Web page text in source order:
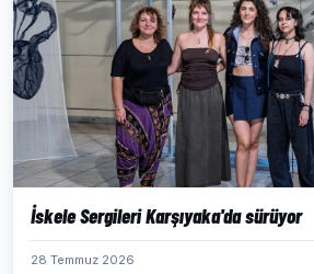
İskele Sergileri Karşıyaka'da sürüyor
28 Temmuz 2026